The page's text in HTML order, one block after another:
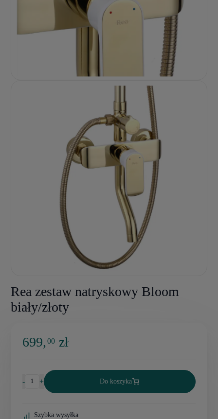
Rea zestaw natryskowy Bloom
biały/złoty
699,00 zł
- + Do koszyka
Szybka wysyłka